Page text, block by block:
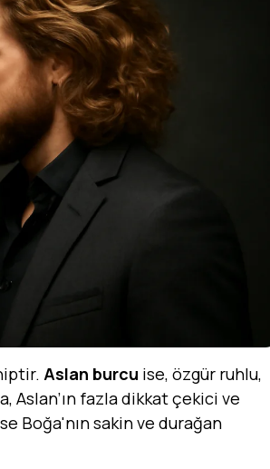
Aslan burcu ise, özgür ruhlu,
fazla dikkat çekici ve
Boğa'nın sakin ve durağan